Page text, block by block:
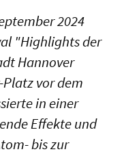
2024
"Highlights der
Hannover
vor dem
in einer
Effekte und
bis zur